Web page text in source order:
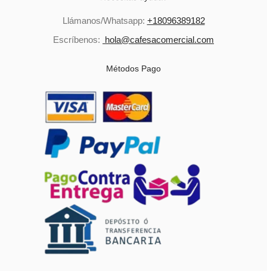
Llámanos/Whatsapp: +18096389182
Escríbenos: hola@cafesacomercial.com
Métodos Pago